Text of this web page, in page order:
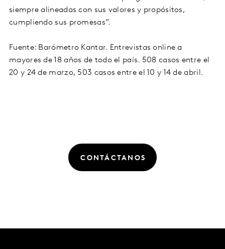
siempre alineadas con sus valores y propósitos,
cumpliendo sus promesas”.
Fuente: Barómetro Kantar. Entrevistas online a
mayores de 18 años de todo el país. 508 casos entre el
20 y 24 de marzo, 503 casos entre el 10 y 14 de abril.
CONTÁCTANOS